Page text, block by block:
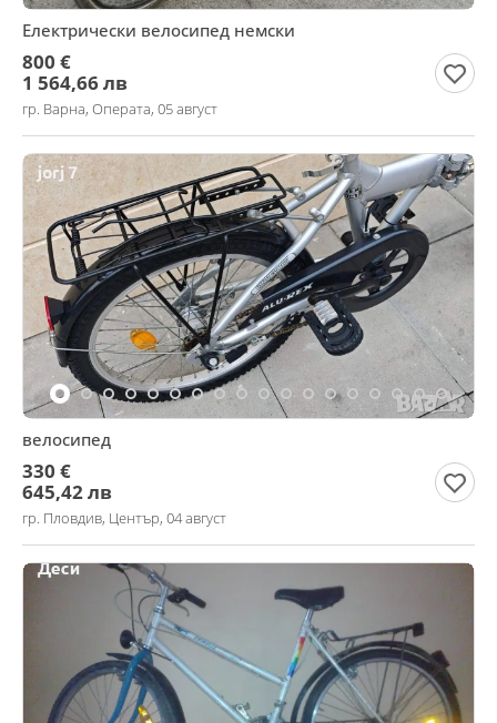
Електрически велосипед немски
800 €
1 564,66 лв
гр. Варна, Операта, 05 август
велосипед
330 €
645,42 лв
гр. Пловдив, Център, 04 август